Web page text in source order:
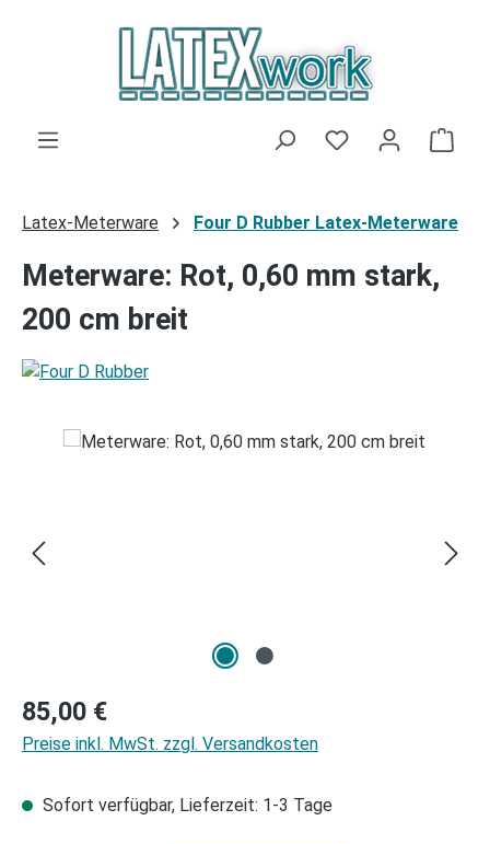
Zum Hauptinhalt springen
Du hast 0
Latex-Meterware Four D Rubber Latex-Meterware
Meterware: Rot, 0,60 mm stark,
200 cm breit
Bildergalerie überspringen
Regulärer Preis:
85,00 €
Preise inkl. MwSt. zzgl. Versandkosten
Sofort verfügbar, Lieferzeit: 1-3 Tage